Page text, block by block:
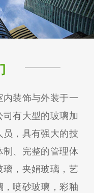
内装饰与外装于一
有大型的玻璃加
员，具有强大的技
制、完整的管理体
璃，夹娟玻璃，艺
，喷砂玻璃，彩釉